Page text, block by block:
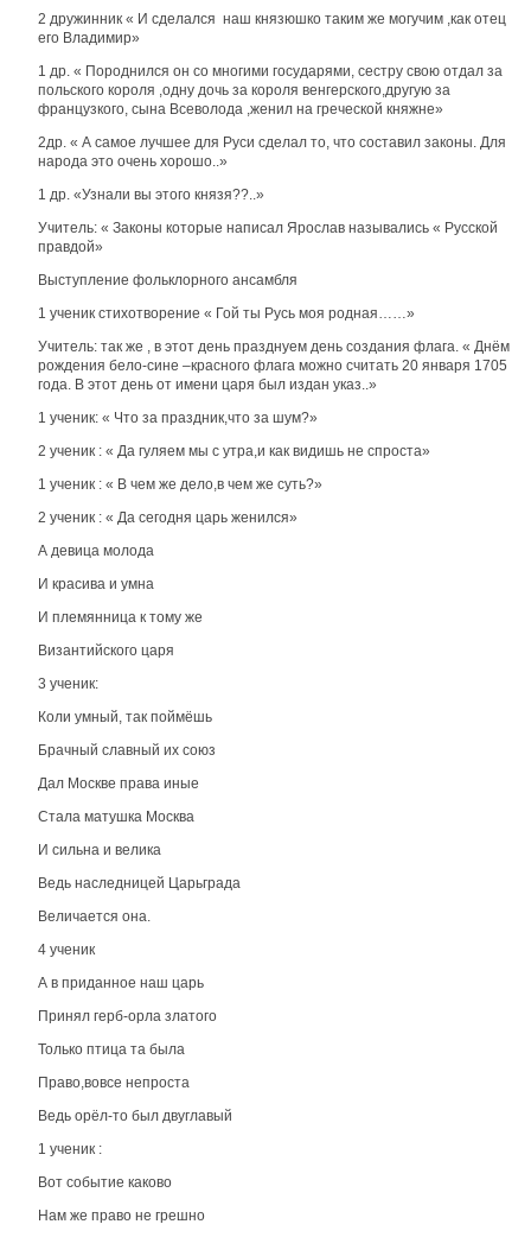
2 дружинник « И сделался наш князюшко таким же могучим ,как отец
его Владимир»
1 др. « Породнился он со многими государями, сестру свою отдал за
польского короля ,одну дочь за короля венгерского,другую за
французкого, сына Всеволода ,женил на греческой княжне»
2др. « А самое лучшее для Руси сделал то, что составил законы. Для
народа это очень хорошо..»
1 др. «Узнали вы этого князя??..»
Учитель: « Законы которые написал Ярослав назывались « Русской
правдой»
Выступление фольклорного ансамбля
1 ученик стихотворение « Гой ты Русь моя родная……»
Учитель: так же , в этот день празднуем день создания флага. « Днём
рождения бело-сине –красного флага можно считать 20 января 1705
года. В этот день от имени царя был издан указ..»
1 ученик: « Что за праздник,что за шум?»
2 ученик : « Да гуляем мы с утра,и как видишь не спроста»
1 ученик : « В чем же дело,в чем же суть?»
2 ученик : « Да сегодня царь женился»
А девица молода
И красива и умна
И племянница к тому же
Византийского царя
3 ученик:
Коли умный, так поймёшь
Брачный славный их союз
Дал Москве права иные
Стала матушка Москва
И сильна и велика
Ведь наследницей Царьграда
Величается она.
4 ученик
А в приданное наш царь
Принял герб-орла златого
Только птица та была
Право,вовсе непроста
Ведь орёл-то был двуглавый
1 ученик :
Вот событие каково
Нам же право не грешно